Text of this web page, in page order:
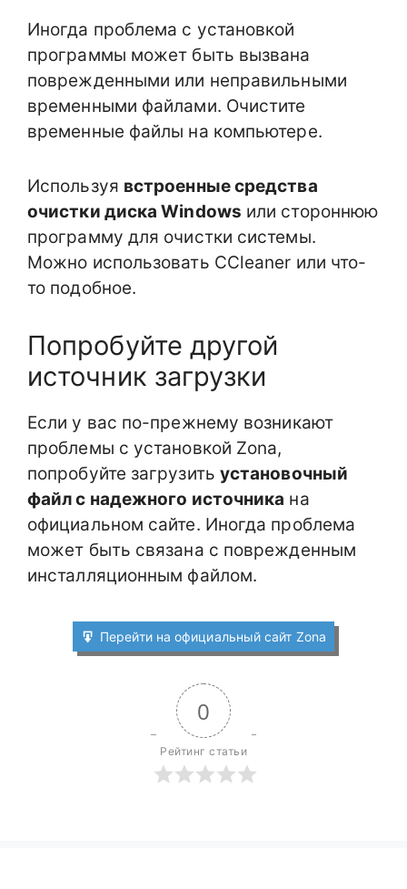
Иногда проблема с установкой
программы может быть вызвана
поврежденными или неправильными
временными файлами. Очистите
временные файлы на компьютере.
Используя встроенные средства
очистки диска Windows или стороннюю
программу для очистки системы.
Можно использовать CCleaner или что-
то подобное.
Попробуйте другой
источник загрузки
Если у вас по-прежнему возникают
проблемы с установкой Zona,
попробуйте загрузить установочный
файл с надежного источника на
официальном сайте. Иногда проблема
может быть связана с поврежденным
инсталляционным файлом.
Перейти на официальный сайт Zona
0
Рейтинг статьи